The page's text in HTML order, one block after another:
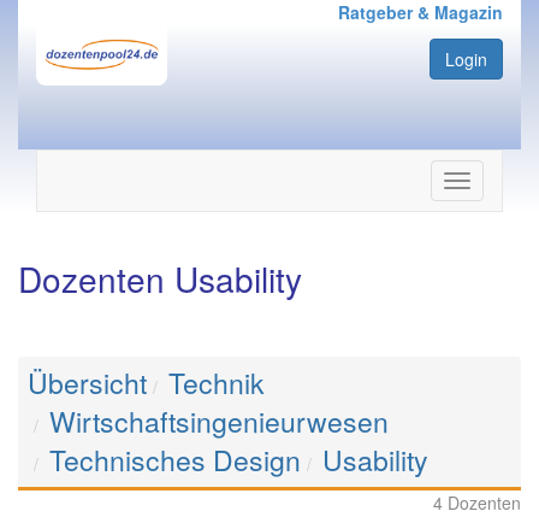
Ratgeber & Magazin
Login
Navigation
ein-/
Dozenten Usability
Übersicht Technik
Wirtschaftsingenieurwesen
Technisches Design
Usability
4 Dozenten